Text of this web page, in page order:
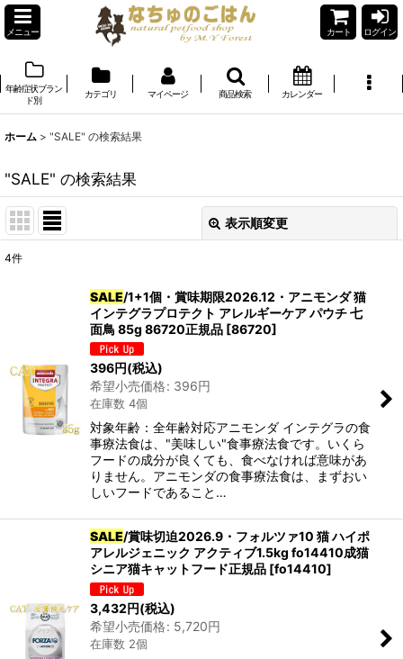
メニュー カート ログイン
年齢症状ブラン
ド別
カテゴリ マイページ 商品検索 カレンダー
ホーム > "SALE" の検索結果
"SALE" の検索結果
表示順変更
並び順:
絞り込む
4件
SALE/1+1個・賞味期限2026.12・アニモンダ 猫
インテグラプロテクト アレルギーケア パウチ 七
面鳥 85g 86720正規品 [86720]
396円(税込)
希望小売価格: 396円
在庫数 4個
対象年齢：全年齢対応アニモンダ インテグラの食
事療法食は、"美味しい"食事療法食です。いくら
フードの成分が良くても、食べなければ意味があ
りません。アニモンダの食事療法食は、まずおい
しいフードであること…
SALE/賞味切迫2026.9・フォルツァ10 猫 ハイポ
アレルジェニック アクティブ1.5kg fo14410成猫
シニア猫キャットフード正規品 [fo14410]
3,432円(税込)
希望小売価格: 5,720円
在庫数 2個